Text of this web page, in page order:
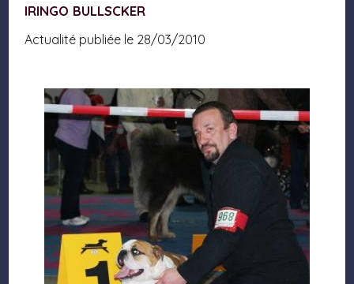
IRINGO BULLSCKER
Actualité publiée le 28/03/2010